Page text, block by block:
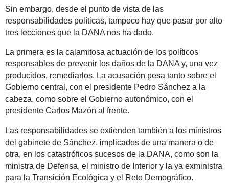
Sin embargo, desde el punto de vista de las
responsabilidades políticas, tampoco hay que pasar por alto
tres lecciones que la DANA nos ha dado.
La primera es la calamitosa actuación de los políticos
responsables de prevenir los daños de la DANA y, una vez
producidos, remediarlos. La acusación pesa tanto sobre el
Gobierno central, con el presidente Pedro Sánchez a la
cabeza, como sobre el Gobierno autonómico, con el
presidente Carlos Mazón al frente.
Las responsabilidades se extienden también a los ministros
del gabinete de Sánchez, implicados de una manera o de
otra, en los catastróficos sucesos de la DANA, como son la
ministra de Defensa, el ministro de Interior y la ya exministra
para la Transición Ecológica y el Reto Demográfico.